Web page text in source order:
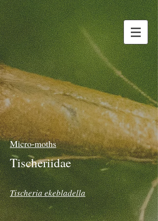
Micro-moths
Tischeriidae
Tischeria ekebladella